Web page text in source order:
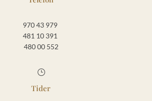
970 43 979
481 10 391
480 00 552
}
Tider